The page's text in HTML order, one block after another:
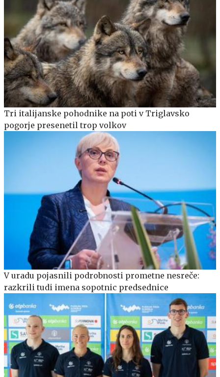
Tri italijanske pohodnike na poti v Triglavsko
pogorje presenetil trop volkov
V uradu pojasnili podrobnosti prometne nesreče:
razkrili tudi imena sopotnic predsednice